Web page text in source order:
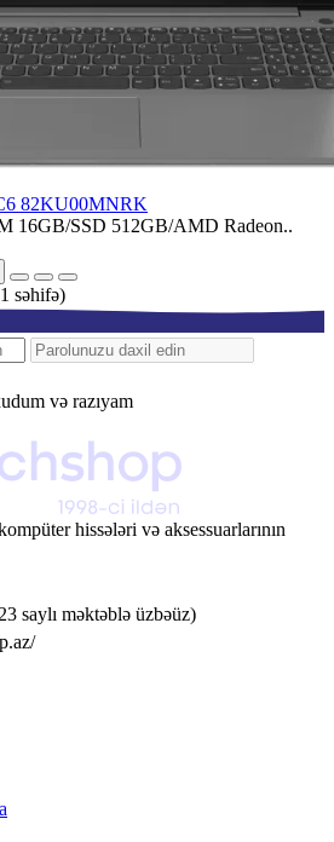
82KU00MNRK
16GB/SSD 512GB/AMD Radeon..
səhifə)
və razıyam
hissələri və aksessuarlarının
saylı məktəblə üzbəüz)